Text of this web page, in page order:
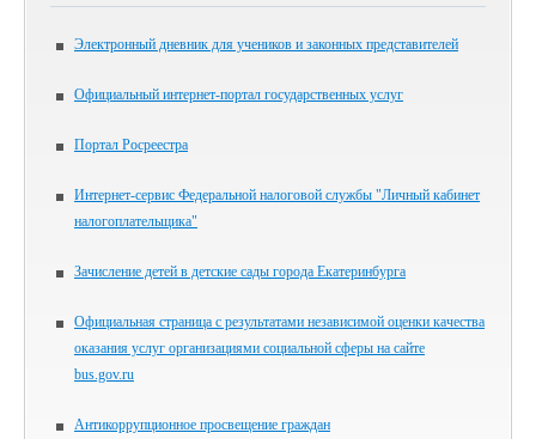
Электронный дневник для учеников и законных представителей
Официальный интернет-портал государственных услуг
Портал Росреестра
Интернет-сервис Федеральной налоговой службы "Личный кабинет
налогоплательщика"
Зачисление детей в детские сады города Екатеринбурга
Официальная страница с результатами независимой оценки качества
оказания услуг организациями социальной сферы на сайте
bus.gov.ru
Антикоррупционное просвещение граждан